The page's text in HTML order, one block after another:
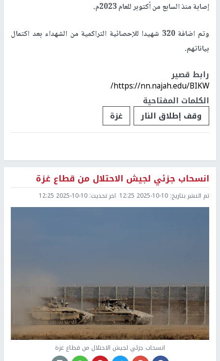
إصابة منذ السابع من أكتوبر للعام 2023م.
وتم اضافة 320 شهيدا للإحصائية التراكمية من الشهداء بعد اكتمال
بياناتهم.
رابط قصير
https://nn.najah.edu/BIKW/
الكلمات المفتاحية
وقف إطلاق النار
غزة
انسحاب جزئي لجيش الاحتلال من قطاع غزة
تم النشر بتاريخ: 2025-10-10 12:25 اخر تحديث: 2025-10-10 12:25
انسحاب جزئي لجيش الاحتلال من قطاع غزة